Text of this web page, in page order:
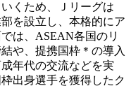
くため、Ｊリーグは
を設立し、本格的にア
は、ASEAN各国のリ
や、提携国枠＊の導入
年代の交流などを実
出身選手を獲得したク